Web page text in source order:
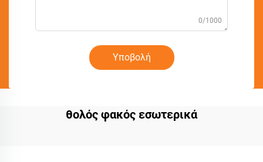
0/1000
Υποβολή
θολός φακός εσωτερικά